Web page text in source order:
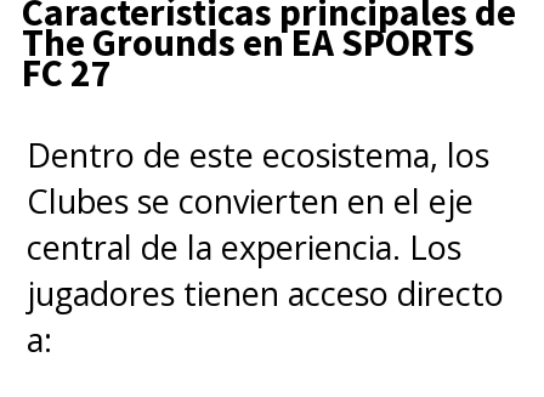
Características principales de
The Grounds en EA SPORTS
FC 27
Dentro de este ecosistema, los
Clubes se convierten en el eje
central de la experiencia. Los
jugadores tienen acceso directo
a: